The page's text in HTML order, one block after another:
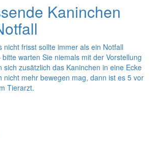
Kaninchen
nicht frisst sollte immer als ein Notfall
warten Sie niemals mit der Vorstellung
sich zusätzlich das Kaninchen in eine Ecke
nicht mehr bewegen mag, dann ist es 5 vor
Tierarzt.